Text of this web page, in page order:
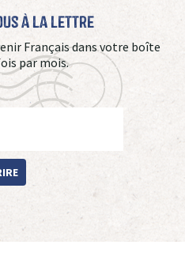
à La Lettre
Français dans votre boîte
par mois.